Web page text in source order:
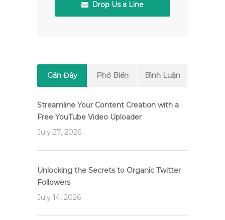
Drop Us a Line
Gần Đây Phổ Biến Bình Luận
Streamline Your Content Creation with a
Free YouTube Video Uploader
July 27, 2026
Unlocking the Secrets to Organic Twitter
Followers
July 14, 2026